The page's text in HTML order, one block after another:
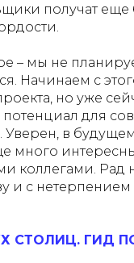
получат
– мы не
Начинаем с
но уже
для
Уверен, в
много
коллегами. Рад
и с нетерпением
СТОЛИЦ. ГИД